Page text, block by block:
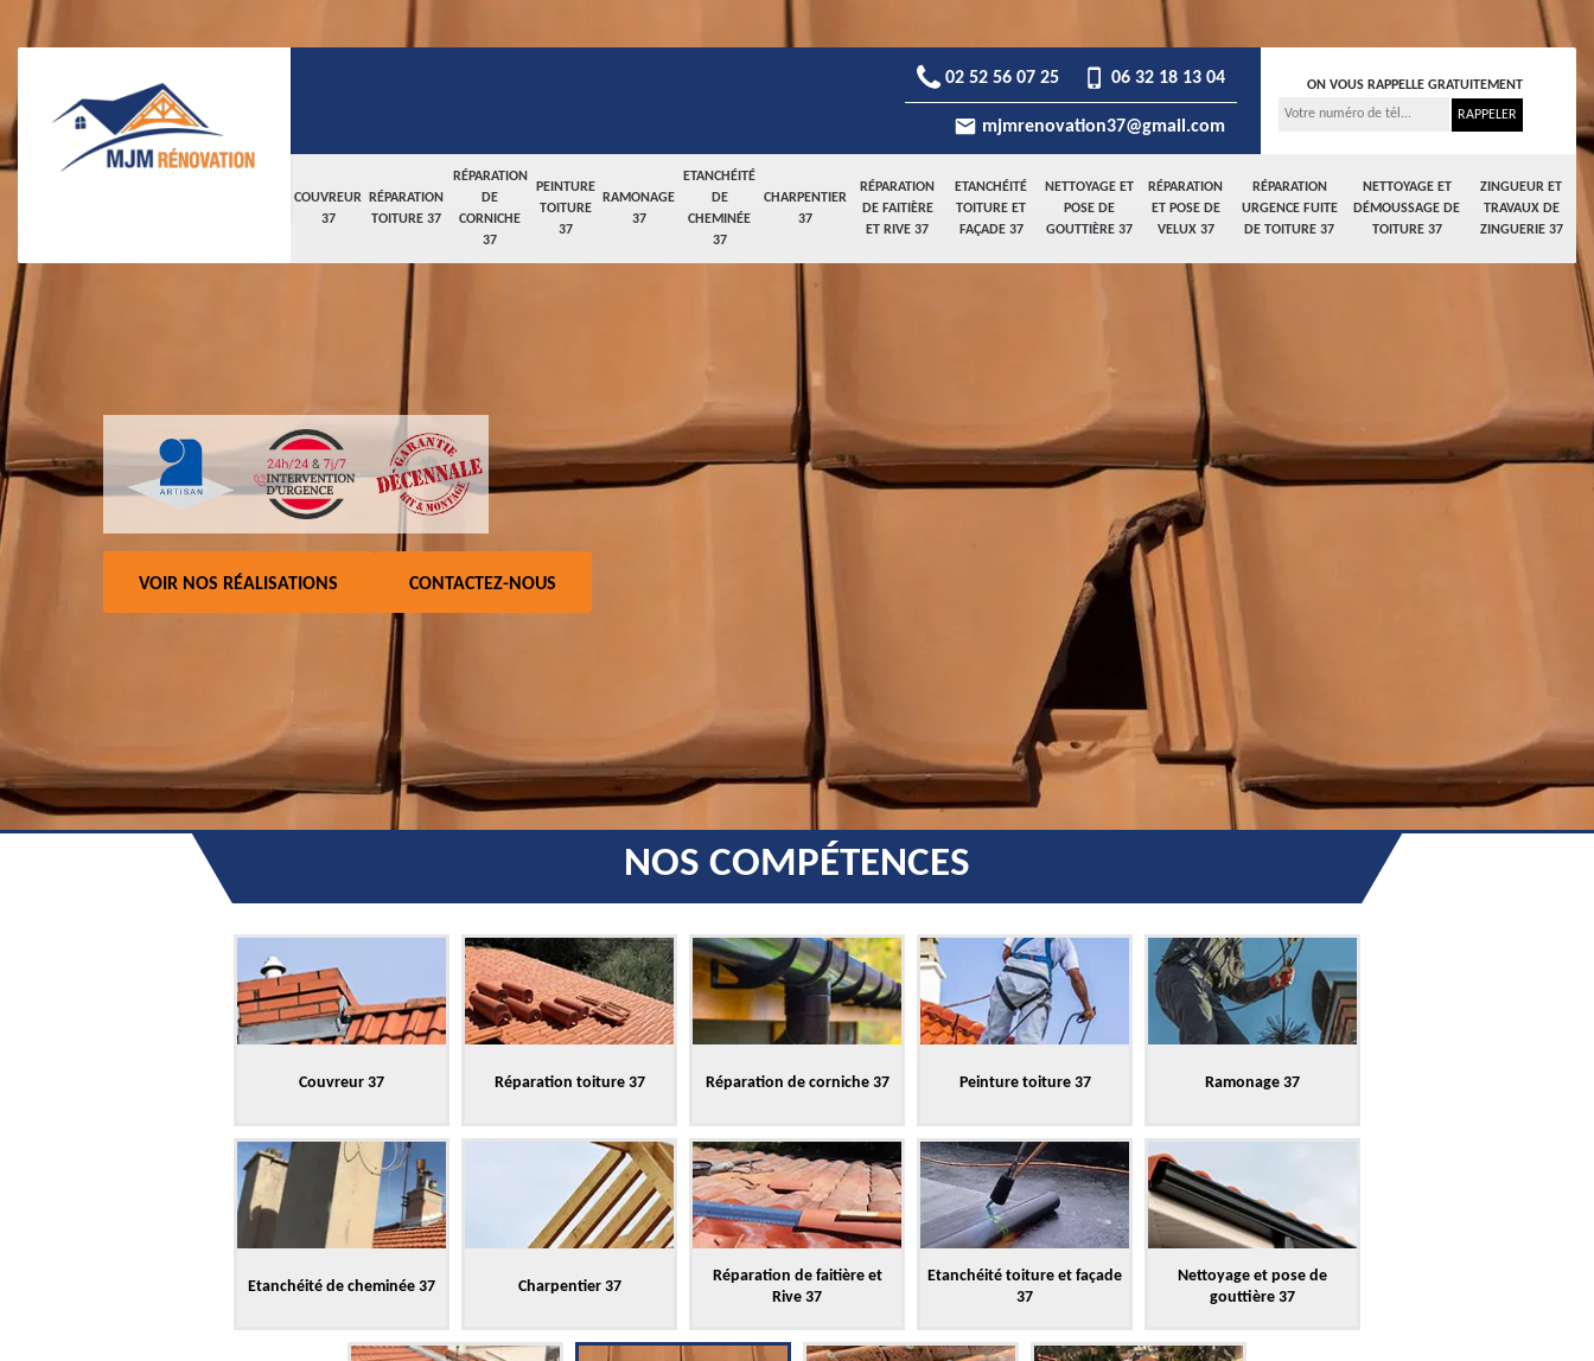
COUVREUR
37
RÉPARATION
TOITURE 37
RÉPARATION
DE
CORNICHE
37
PEINTURE
TOITURE
37
RAMONAGE
37
ETANCHÉITÉ
DE
CHEMINÉE
37
CHARPENTIER
37
RÉPARATION
DE FAITIÈRE
ET RIVE 37
ETANCHÉITÉ
TOITURE ET
FAÇADE 37
NETTOYAGE ET
POSE DE
GOUTTIÈRE 37
RÉPARATION
ET POSE DE
VELUX 37
RÉPARATION
URGENCE FUITE
DE TOITURE 37
NETTOYAGE ET
DÉMOUSSAGE DE
TOITURE 37
ZINGUEUR ET
TRAVAUX DE
ZINGUERIE 37
02 52 56 07 25 06 32 18 13 04
mjmrenovation37@gmail.com
ON VOUS RAPPELLE GRATUITEMENT
VOIR NOS RÉALISATIONS CONTACTEZ-NOUS
NOS COMPÉTENCES
Couvreur 37 Réparation toiture 37 Réparation de corniche 37 Peinture toiture 37 Ramonage 37
Etanchéité de cheminée 37 Charpentier 37
Réparation de faitière et
Rive 37
Etanchéité toiture et façade
37
Nettoyage et pose de
gouttière 37